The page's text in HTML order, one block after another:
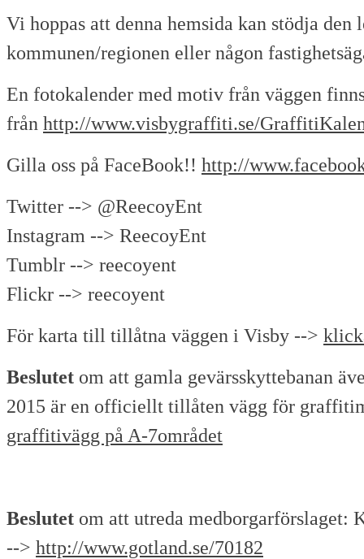
Vi hoppas att denna hemsida kan stödja
kommunen/regionen eller någon
En fotokalender med motiv från väggen
från http://www.visbygraffiti.se/
Gilla oss på FaceBook!! http://
Twitter --> @ReecoyEnt
Instagram --> ReecoyEnt
Tumblr --> reecoyent
Flickr --> reecoyent
För karta till tillåtna väggen i Visby -->
Beslutet om att gamla gevärsskyttebanan
2015 är en officiellt tillåten vägg för
graffitivägg på A-7området
Beslutet om att utreda medborgarförslaget:
--> http://www.gotland.se/70182